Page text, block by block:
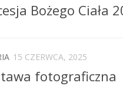
Bożego Ciała
15 CZERWCA, 2025
fotograficzna